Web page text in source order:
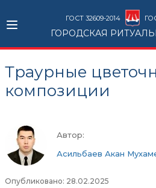
ГОСТ 32609-2014
ГОРОДСКАЯ
Траурные
композиции
Автор:
Асильбаев Акан
Опубликовано: 28.02.2025